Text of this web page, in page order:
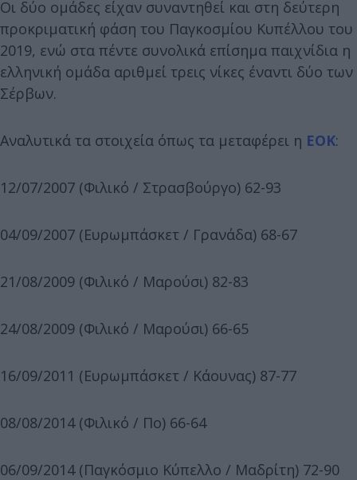
Οι δύο ομάδες είχαν συναντηθεί και στη δεύτερη
προκριματική φάση του Παγκοσμίου Κυπέλλου του
2019, ενώ στα πέντε συνολικά επίσημα παιχνίδια η
ελληνική ομάδα αριθμεί τρεις νίκες έναντι δύο των
Σέρβων.
Αναλυτικά τα στοιχεία όπως τα μεταφέρει η ΕΟΚ:
12/07/2007 (Φιλικό / Στρασβούργο) 62-93
04/09/2007 (Ευρωμπάσκετ / Γρανάδα) 68-67
21/08/2009 (Φιλικό / Μαρούσι) 82-83
24/08/2009 (Φιλικό / Μαρούσι) 66-65
16/09/2011 (Ευρωμπάσκετ / Κάουνας) 87-77
08/08/2014 (Φιλικό / Πο) 66-64
06/09/2014 (Παγκόσμιο Κύπελλο / Μαδρίτη) 72-90